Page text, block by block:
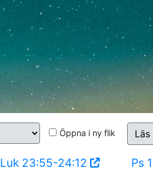
Öppna i ny flik
Luk 23:55-24:12
Ps